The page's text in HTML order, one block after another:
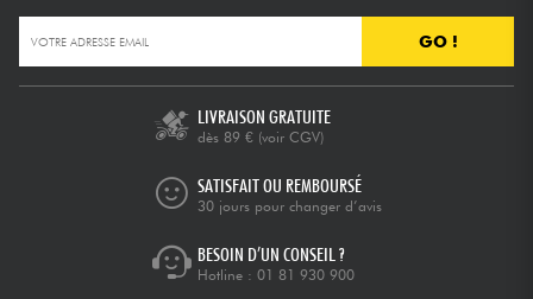
GO !
LIVRAISON GRATUITE
dès 89 € (voir CGV)
SATISFAIT OU REMBOURSÉ
30 jours pour changer d’avis
BESOIN D’UN CONSEIL ?
Hotline : 01 81 930 900